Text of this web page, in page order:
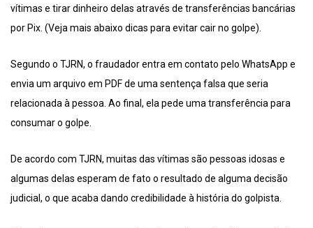
vítimas e tirar dinheiro delas através de transferências bancárias
por Pix. (Veja mais abaixo dicas para evitar cair no golpe).
Segundo o TJRN, o fraudador entra em contato pelo WhatsApp e
envia um arquivo em PDF de uma sentença falsa que seria
relacionada à pessoa. Ao final, ela pede uma transferência para
consumar o golpe.
De acordo com TJRN, muitas das vítimas são pessoas idosas e
algumas delas esperam de fato o resultado de alguma decisão
judicial, o que acaba dando credibilidade à história do golpista.